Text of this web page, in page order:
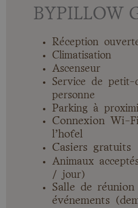
BYPILLOW
Réception
Climatisation
Ascenseur
Service de
personne
Parking à
Connexion Wi-
l’hôtel
Casiers gratuits
Animaux
/ jour)
Salle de
événements